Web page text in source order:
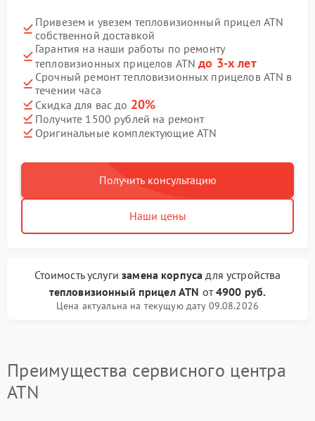
Привезем и увезем тепловизионный прицел ATN
собственной доставкой
Гарантия на наши работы по ремонту
тепловизионных прицелов ATNдо 3-х лет
Срочный ремонт тепловизионных прицелов ATN в
течении часа
Скидка для вас до 20%
Получите 1500 рублей на ремонт
Оригинальные комплектующие ATN
Получить консультацию
Наши цены
Стоимость услугизамена корпуса для устройства
тепловизионный прицел ATN от4900 руб.
Цена актуальна на текущую дату 09.08.2026
Преимущества сервисного центра
ATN